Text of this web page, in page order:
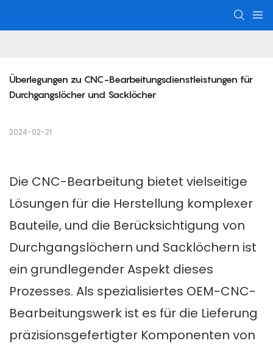
Überlegungen zu CNC-Bearbeitungsdienstleistungen für
Durchgangslöcher und Sacklöcher
2024-02-21
Die CNC-Bearbeitung bietet vielseitige
Lösungen für die Herstellung komplexer
Bauteile, und die Berücksichtigung von
Durchgangslöchern und Sacklöchern ist
ein grundlegender Aspekt dieses
Prozesses. Als spezialisiertes OEM-CNC-
Bearbeitungswerk ist es für die Lieferung
präzisionsgefertigter Komponenten von